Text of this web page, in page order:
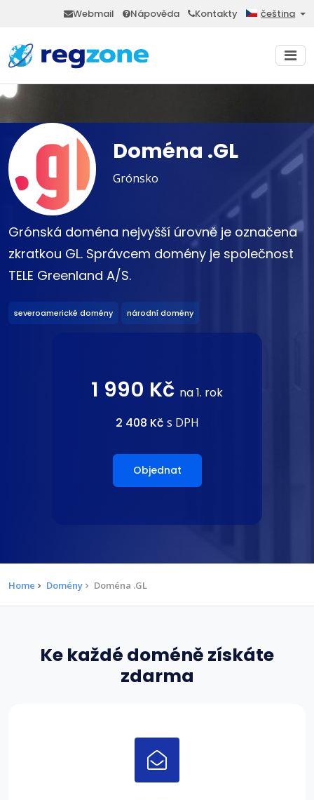
Webmail Nápověda Kontakty čeština
Doména .GL
Grónsko
Grónská doména nejvyšší úrovně je označena
zkratkou GL. Správcem domény je společnost
TELE Greenland A/S.
severoamerické domény národní domény
1 990 Kč na 1. rok
2 408 Kč s DPH
Objednat
Home Domény Doména .GL
Ke každé doméně získáte
zdarma